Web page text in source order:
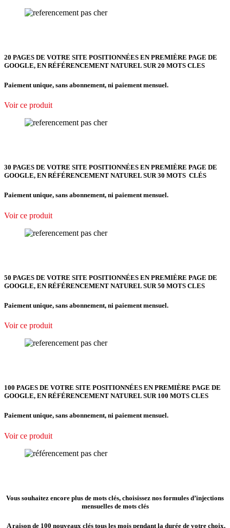
20 PAGES DE VOTRE SITE POSITIONNÉES EN PREMIÈRE PAGE DE
GOOGLE, EN RÉFÉRENCEMENT NATUREL SUR 20 MOTS CLES
Paiement unique, sans abonnement, ni paiement mensuel.
Voir ce produit
30 PAGES DE VOTRE SITE POSITIONNÉES EN PREMIÈRE PAGE DE
GOOGLE, EN RÉFÉRENCEMENT NATUREL SUR 30 MOTS CLÉS
Paiement unique, sans abonnement, ni paiement mensuel.
Voir ce produit
50 PAGES DE VOTRE SITE POSITIONNÉES EN PREMIÈRE PAGE DE
GOOGLE, EN RÉFÉRENCEMENT NATUREL SUR 50 MOTS CLES
Paiement unique, sans abonnement, ni paiement mensuel.
Voir ce produit
100 PAGES DE VOTRE SITE POSITIONNÉES EN PREMIÈRE PAGE DE
GOOGLE, EN RÉFÉRENCEMENT NATUREL SUR 100 MOTS CLES
Paiement unique, sans abonnement, ni paiement mensuel.
Voir ce produit
Vous souhaitez encore plus de mots clés, choisissez nos formules d’injections
mensuelles de mots clés
A raison de 100 nouveaux clés tous les mois pendant la durée de votre choix,